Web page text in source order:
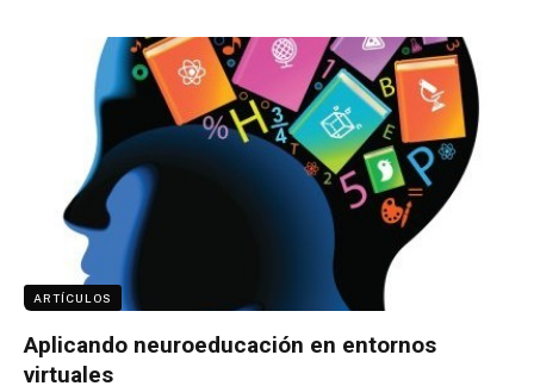
ARTÍCULOS
Aplicando neuroeducación en entornos
virtuales